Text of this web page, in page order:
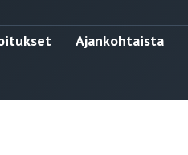
Ajankohtaista